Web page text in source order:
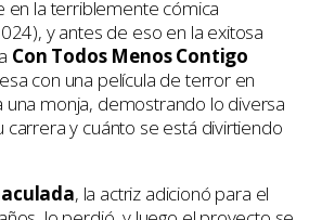
en la terriblemente cómica
y antes de eso en la exitosa
Con Todos Menos Contigo
con una película de terror en
monja, demostrando lo diversa
carrera y cuánto se está divirtiendo
, la actriz adicionó para el